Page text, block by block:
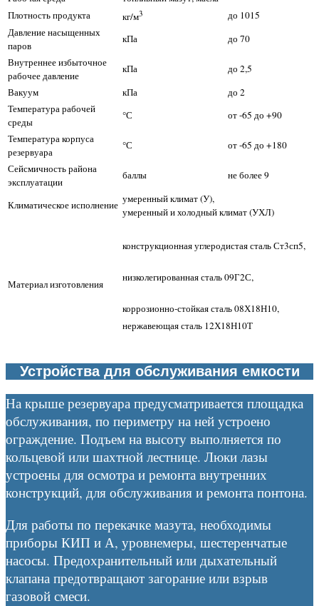
Плотность продукта
кг/м3
до 1015
Давление насыщенных
паров
кПа
до 70
Внутреннее избыточное
рабочее давление
кПа
до 2,5
Вакуум
кПа
до 2
Температура рабочей
среды
°С
от -65 до +90
Температура корпуса
резервуара
°С
от -65 до +180
Сейсмичность района
эксплуатации
баллы не более 9
Климатическое исполнение умеренный климат (У),
умеренный и холодный климат (УХЛ)
Материал изготовления
конструкционная углеродистая сталь Ст3сп5,
низколегированная сталь 09Г2С,
коррозионно-стойкая сталь 08Х18Н10,
нержавеющая сталь 12Х18Н10Т
Устройства для обслуживания емкости
На крыше резервуара предусматривается площадка
обслуживания, по периметру на ней устроено
ограждение. Подъем на высоту выполняется по
кольцевой или шахтной лестнице. Люки лазы
устроены для осмотра и ремонта внутренних
конструкций, для обслуживания и ремонта понтона.
Для работы по перекачке мазута, необходимы
приборы КИП и А, уровнемеры, шестеренчатые
насосы. Предохранительный или дыхательный
клапана предотвращают загорание или взрыв
газовой смеси.